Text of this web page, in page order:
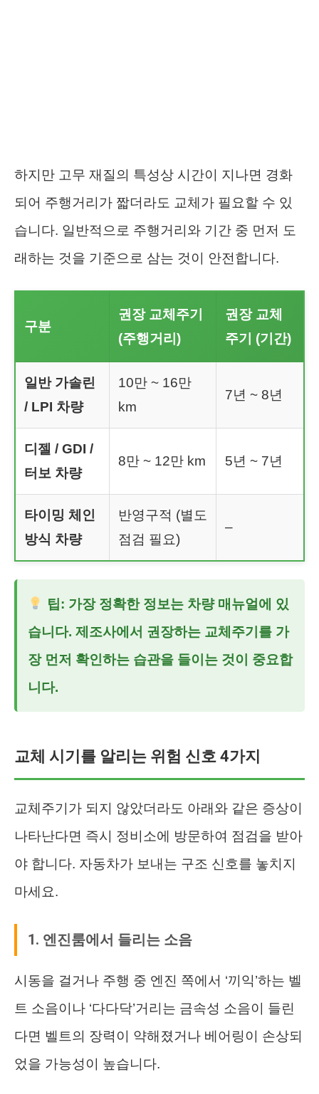
하지만 고무 재질의 특성상 시간이 지나면 경화
되어 주행거리가 짧더라도 교체가 필요할 수 있
습니다. 일반적으로 주행거리와 기간 중 먼저 도
래하는 것을 기준으로 삼는 것이 안전합니다.
구분
권장 교체주기
(주행거리)
권장 교체
주기 (기간)
일반 가솔린
/ LPI 차량
10만 ~ 16만
km
7년 ~ 8년
디젤 / GDI /
터보 차량
8만 ~ 12만 km 5년 ~ 7년
타이밍 체인
방식 차량
반영구적 (별도
점검 필요)
–
팁: 가장 정확한 정보는 차량 매뉴얼에 있
습니다. 제조사에서 권장하는 교체주기를 가
장 먼저 확인하는 습관을 들이는 것이 중요합
니다.
교체 시기를 알리는 위험 신호 4가지
교체주기가 되지 않았더라도 아래와 같은 증상이
나타난다면 즉시 정비소에 방문하여 점검을 받아
야 합니다. 자동차가 보내는 구조 신호를 놓치지
마세요.
1. 엔진룸에서 들리는 소음
시동을 걸거나 주행 중 엔진 쪽에서 ‘끼익’하는 벨
트 소음이나 ‘다다닥’거리는 금속성 소음이 들린
다면 벨트의 장력이 약해졌거나 베어링이 손상되
었을 가능성이 높습니다.